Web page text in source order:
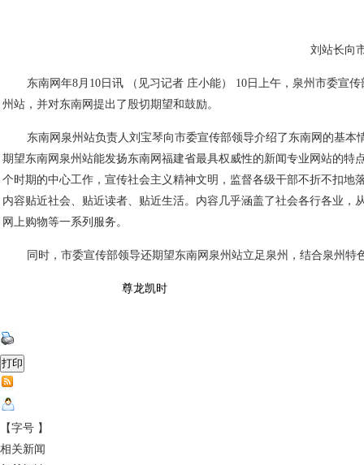
刘站长向
东南网年8月10日讯 （见习记者 庄小能） 10日上午，泉州市委宣
州站，并对东南网提出了殷切期望和鼓励。
东南网泉州站负责人刘宝琴向市委宣传部领导介绍了东南网的基
期望东南网泉州站能发扬东南网福建省最具权威性的新闻专业网站的
个时期的中心工作，宣传社会主义精神文明，监督各级干部不折不扣
内容贴近社会、贴近读者、贴近生活。内容几乎涵盖了社会各行各业
网上购物等一系列服务。
同时，市委宣传部领导还期望东南网泉州站立足泉州，结合泉州
尊龙凯时
【字号 】
相关新闻